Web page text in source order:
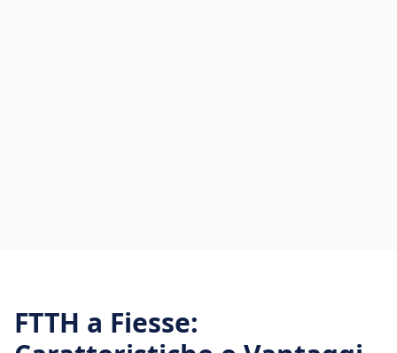
FTTH a Fiesse: